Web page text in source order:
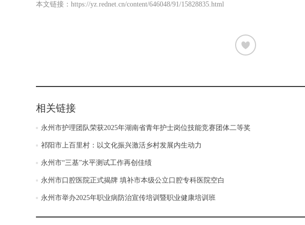
本文链接： https://yz.rednet.cn/content/646048/91/15828835.html
相关链接
永州市护理团队荣获2025年湖南省青年护士岗位技能竞赛团体二等奖
祁阳市上百里村：以文化振兴激活乡村发展内生动力
永州市“三基”水平测试工作再创佳绩
永州市口腔医院正式揭牌 填补市本级公立口腔专科医院空白
永州市举办2025年职业病防治宣传培训暨职业健康培训班